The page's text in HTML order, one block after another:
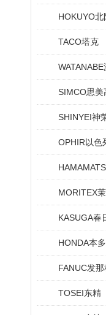
HOKUYO北
TACO塔克
WATANABE
SIMCO思美
SHINYEI神
OPHIR以色
MORITEX
KASUGA春
HONDA本多
FANUC发那
TOSEI东精